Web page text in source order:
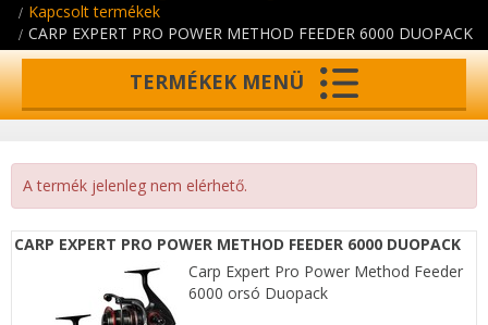
Kapcsolt termékek
CARP EXPERT PRO POWER METHOD FEEDER 6000 DUOPACK
TERMÉKEK MENÜ
A termék jelenleg nem elérhető.
CARP EXPERT PRO POWER METHOD FEEDER 6000 DUOPACK
Carp Expert Pro Power Method Feeder
6000 orsó Duopack